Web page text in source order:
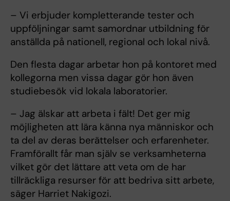
– Vi erbjuder kompletterande tester och
uppföljningar samt samordnar utbildning för
anställda på nationell, regional och lokal nivå.
Den flesta dagar arbetar hon på kontoret med
kollegorna men vissa dagar gör hon även
studiebesök vid lokala laboratorier.
– Jag älskar att arbeta i fält! Det ger mig
möjligheten att lära känna nya människor och
ta del av deras berättelser och erfarenheter.
Framförallt får man själv se verksamheterna
vilket gör det lättare att veta om de har
tillräckliga resurser för att bedriva sitt arbete,
säger Harriet Nakigozi.